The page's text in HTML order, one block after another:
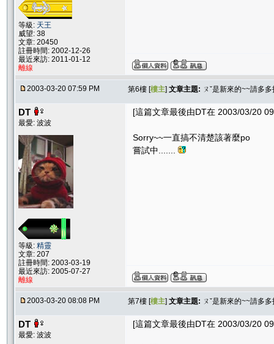
等級: 天王
威望: 38
文章: 20450
註冊時間: 2002-12-26
最近來訪: 2011-01-12
離線
2003-03-20 07:59 PM 第6樓 [樓主] 文章主題: ㄡˇ是新來的~~請多
DT
最愛: 波波
等級: 精靈
文章: 207
註冊時間: 2003-03-19
最近來訪: 2005-07-27
離線
[這篇文章最後由DT在 2003/03/20
Sorry~~一直搞不清楚該著麼po
嘗試中.......
2003-03-20 08:08 PM 第7樓 [樓主] 文章主題: ㄡˇ是新來的~~請多
DT
最愛: 波波
[這篇文章最後由DT在 2003/03/20